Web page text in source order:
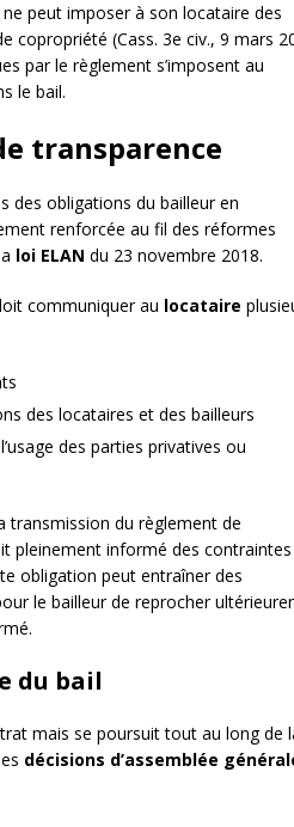
peut imposer à son locataire des
copropriété (Cass. 3e civ., 9 mars
par le règlement s’imposent au
le bail.
transparence
des obligations du bailleur en
renforcée au fil des réformes
loi ELAN du 23 novembre 2018.
communiquer au locataire
des locataires et des bailleurs
des parties privatives ou
transmission du règlement de
pleinement informé des contraintes
obligation peut entraîner des
le bailleur de reprocher
du bail
mais se poursuit tout au long de
décisions d’assemblée